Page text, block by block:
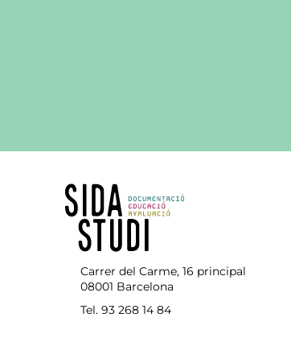
Carrer del Carme, 16 principal
08001 Barcelona
Tel. 93 268 14 84